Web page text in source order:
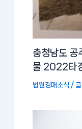
충청남도 공
물 2022타
법원경매소식 /